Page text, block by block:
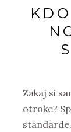
Zakaj si
otroke?